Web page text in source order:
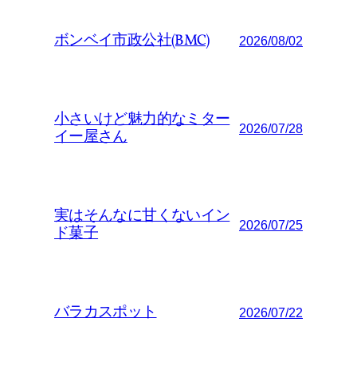
ボンベイ市政公社(BMC) 2026/08/02
小さいけど魅力的なミター
イー屋さん
2026/07/28
実はそんなに甘くないイン
ド菓子
2026/07/25
バラカスポット 2026/07/22